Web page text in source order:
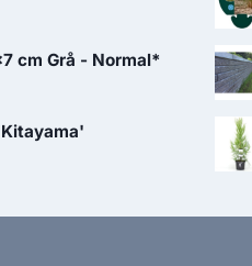
cm Grå - Normal*